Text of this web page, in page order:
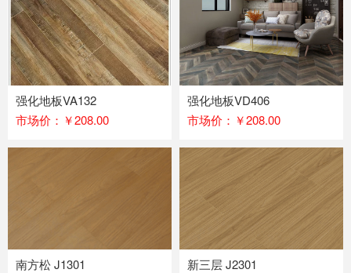
强化地板VA132
市场价：￥208.00
强化地板VD406
市场价：￥208.00
南方松 J1301
新三层 J2301